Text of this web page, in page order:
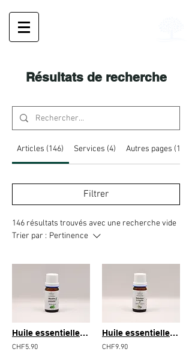
Résultats de recherche
Articles (146) Services (4) Autres pages (11)
Filtrer
146 résultats trouvés avec une recherche vide
Trier par : Pertinence
Huile essentielle Menthe poivrée 10ml
CHF5.90
Huile essentielle Marjolaine à coquille 10ml
CHF9.90